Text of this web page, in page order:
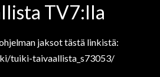
TV7:lla
jaksot tästä linkistä:
tuiki-taivaallista_s73053/